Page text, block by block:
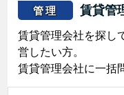
管理 賃貸管
賃貸管理会社を探し
営したい方。
賃貸管理会社に一括